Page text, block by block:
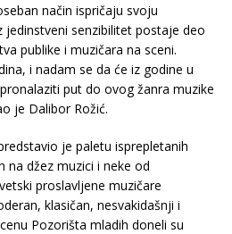
način ispričaju svoju
senzibilitet postaje deo
publike i muzičara na sceni.
i nadam se da će iz godine u
put do ovog žanra muzike
je Dalibor Rožić.
je paletu isprepletanih
na džez muzici i neke od
proslavljene muzičare
klasičan, nesvakidašnji i
Pozorišta mladih doneli su